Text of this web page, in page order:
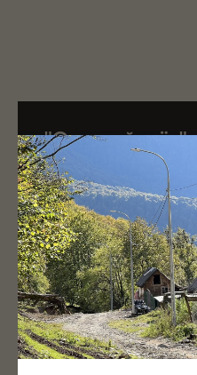
"Орлиный утёс"
Маршрут с видом на
сбалансирован по
лучший для первого раза.
Сложность:лёгкая
Длительность:4-5
6500 р.